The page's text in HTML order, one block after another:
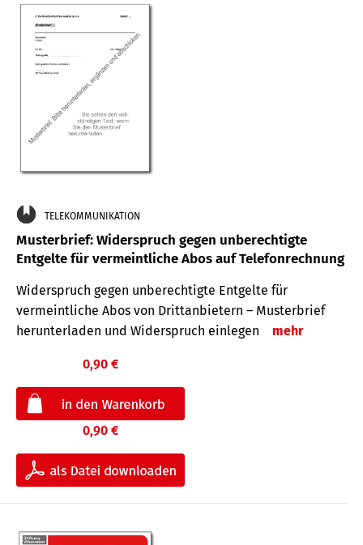
TELEKOMMUNIKATION
Musterbrief: Widerspruch gegen unberechtigte
Entgelte für vermeintliche Abos auf Telefonrechnung
Widerspruch gegen unberechtigte Entgelte für
vermeintliche Abos von Drittanbietern – Musterbrief
herunterladen und Widerspruch einlegen
mehr
0,90 €
0,90 €